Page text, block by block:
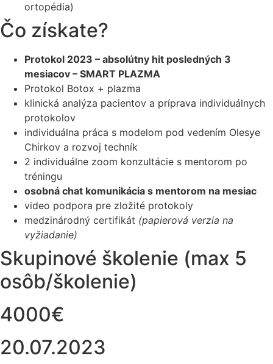
ortopédia)
Čo získate?
Protokol 2023 – absolútny hit posledných 3
mesiacov – SMART PLAZMA
Protokol Botox + plazma
klinická analýza pacientov a príprava individuálnych
protokolov
individuálna práca s modelom pod vedením Olesye
Chirkov a rozvoj techník
2 individuálne zoom konzultácie s mentorom po
tréningu
osobná chat komunikácia s mentorom na mesiac
video podpora pre zložité protokoly
medzinárodný certifikát (papierová verzia na
vyžiadanie)
Skupinové školenie (max 5
osôb/školenie)
4000€
20.07.2023